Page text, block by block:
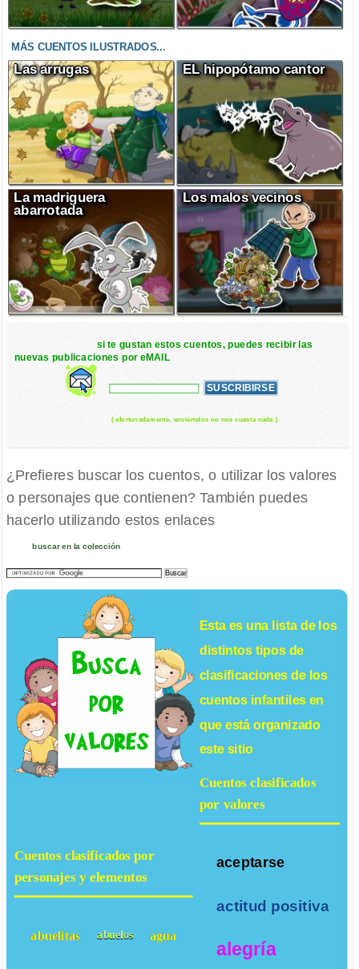
MÁS CUENTOS ILUSTRADOS...
Las arrugas EL hipopótamo cantor
La madriguera
abarrotada
Los malos vecinos
si te gustan estos cuentos, puedes recibir las
nuevas publicaciones por eMAIL
( afortunadamente, enviártelos no nos cuesta nada )
¿Prefieres buscar los cuentos, o utilizar los valores
o personajes que contienen? También puedes
hacerlo utilizando estos enlaces
buscar en la colección
Esta es una lista de los
distintos tipos de
clasificaciones de los
cuentos infantilesen
que está organizado
este sitio
Cuentos clasificados
por valores
aceptarse
actitud positiva
alegría
Cuentos clasificados por
personajes y elementos
abuelitas abuelos agua